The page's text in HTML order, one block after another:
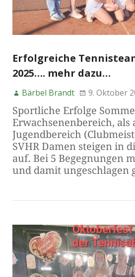
Erfolgreiche
2025…. mehr dazu…
Bärbel Brandt 9. Oktober
Sportliche Erfolge
Erwachsenenbereich, als
Jugendbereich
SVHR Damen steigen in
auf. Bei 5 Begegnungen
und damit ungeschlagen